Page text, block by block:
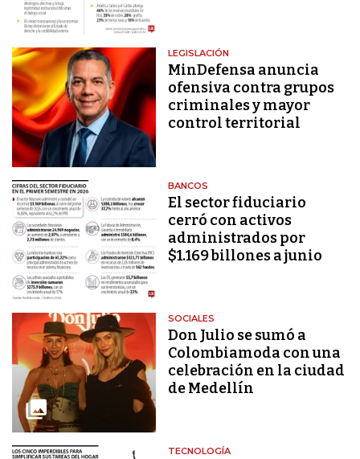
LEGISLACIÓN
MinDefensa anuncia
ofensiva contra grupos
criminales y mayor
control territorial
BANCOS
El sector fiduciario
cerró con activos
administrados por
$1.169 billones a junio
SOCIALES
Don Julio se sumó a
Colombiamoda con una
celebración en la ciudad
de Medellín
TECNOLOGÍA